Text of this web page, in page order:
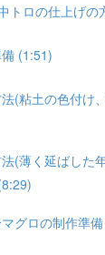
トロの仕上げの
(1:51)
(粘土の色付け
(薄く延ばした
グロの制作準